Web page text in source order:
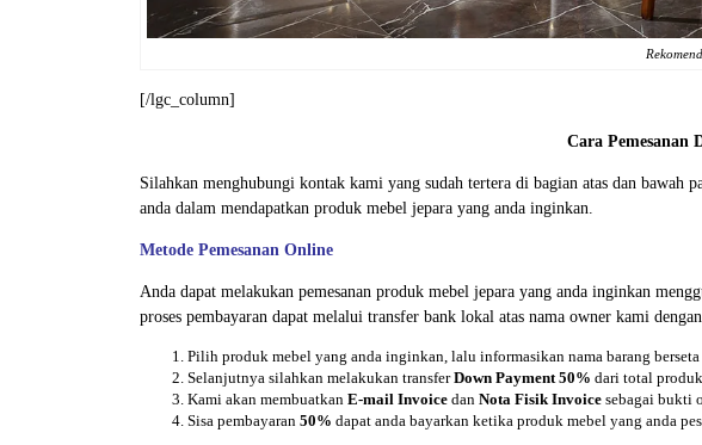
[/lgc_column]
Cara Pemesanan
Silahkan menghubungi kontak kami yang sudah tertera di bagian atas dan bawah
anda dalam mendapatkan produk mebel jepara yang anda inginkan.
Metode Pemesanan Online
Anda dapat melakukan pemesanan produk mebel jepara yang anda inginkan
proses pembayaran dapat melalui transfer bank lokal atas nama owner kami
Pilih produk mebel yang anda inginkan, lalu informasikan nama barang
Selanjutnya silahkan melakukan transferDown Payment 50% dari total
Kami akan membuatkan E-mail Invoice dan Nota Fisik Invoice sebagai bukti
Sisa pembayaran 50% dapat anda bayarkan ketika produk mebel yang anda